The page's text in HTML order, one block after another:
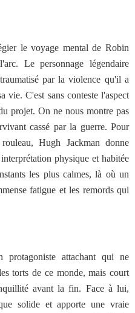
le voyage mental de Robin
Le personnage légendaire
par la violence qu'il a
vie. C'est sans conteste l'aspect
projet. On ne nous montre pas
cassé par la guerre. Pour
Hugh Jackman donne
physique et habitée
les plus calmes, là où un
fatigue et les remords qui
protagoniste attachant qui ne
torts de ce monde, mais court
avant la fin. Face à lui,
solide et apporte une vraie